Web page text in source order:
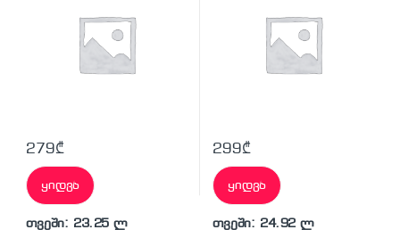
279₾
ყიდვა
თვეში: 23.25 ლ
299₾
ყიდვა
თვეში: 24.92 ლ